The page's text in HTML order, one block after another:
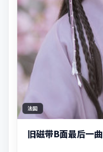
法国
旧磁带B面最后一曲